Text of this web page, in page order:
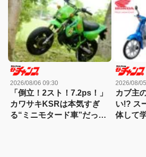
イススラリーメーカー」が
便利！
ン）」
2026/08/06 09:30
「倒立！2スト！7.2ps！」
カワサキKSRは本気すぎ
る“ミニモタード車”だった
2026/08/
カブ主
い!? ス
体して